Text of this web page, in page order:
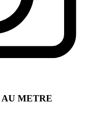
METRE